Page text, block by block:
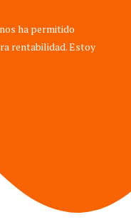
ha permitido
rentabilidad. Estoy